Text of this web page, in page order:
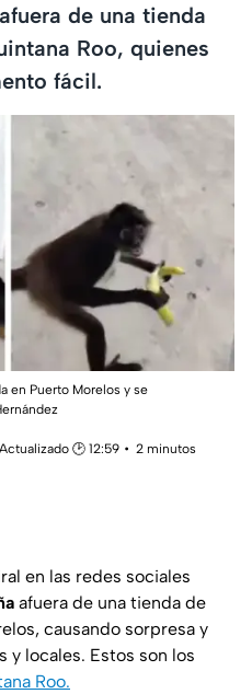
de una tienda
Roo, quienes
fácil.
en Puerto Morelos y se
| Actualizado 🕑 12:59
2 minutos
en las redes sociales
afuera de una tienda de
causando sorpresa y
y locales. Estos son los
Roo.